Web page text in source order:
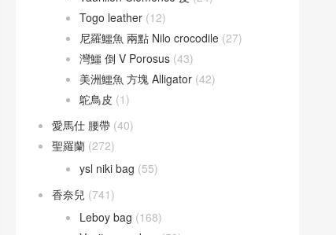
Togo leather (12)
尼羅鱷魚 兩點 Nilo crocodile (27)
灣鱷 倒 V Porosus (43)
美洲鱷魚 方塊 Alligator (42)
鴕鳥皮 (1)
愛馬仕 腰帶 (40)
聖羅蘭 (272)
ysl niki bag (55)
香奈兒 (741)
Leboy bag (168)